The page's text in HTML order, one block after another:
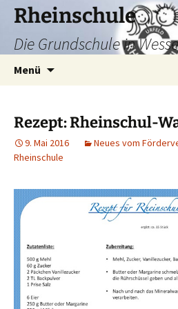
Zum
Inhalt
springen
Rheinschule
Die Grundschule in
Menü
Rezept: Rheinschul-
9. Mai 2016 Neues vom
Rheinschule